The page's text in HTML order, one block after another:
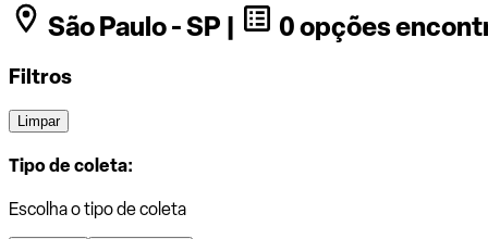
São Paulo - SP |
0 opções
Filtros
Limpar
Tipo de coleta:
Escolha o tipo de coleta